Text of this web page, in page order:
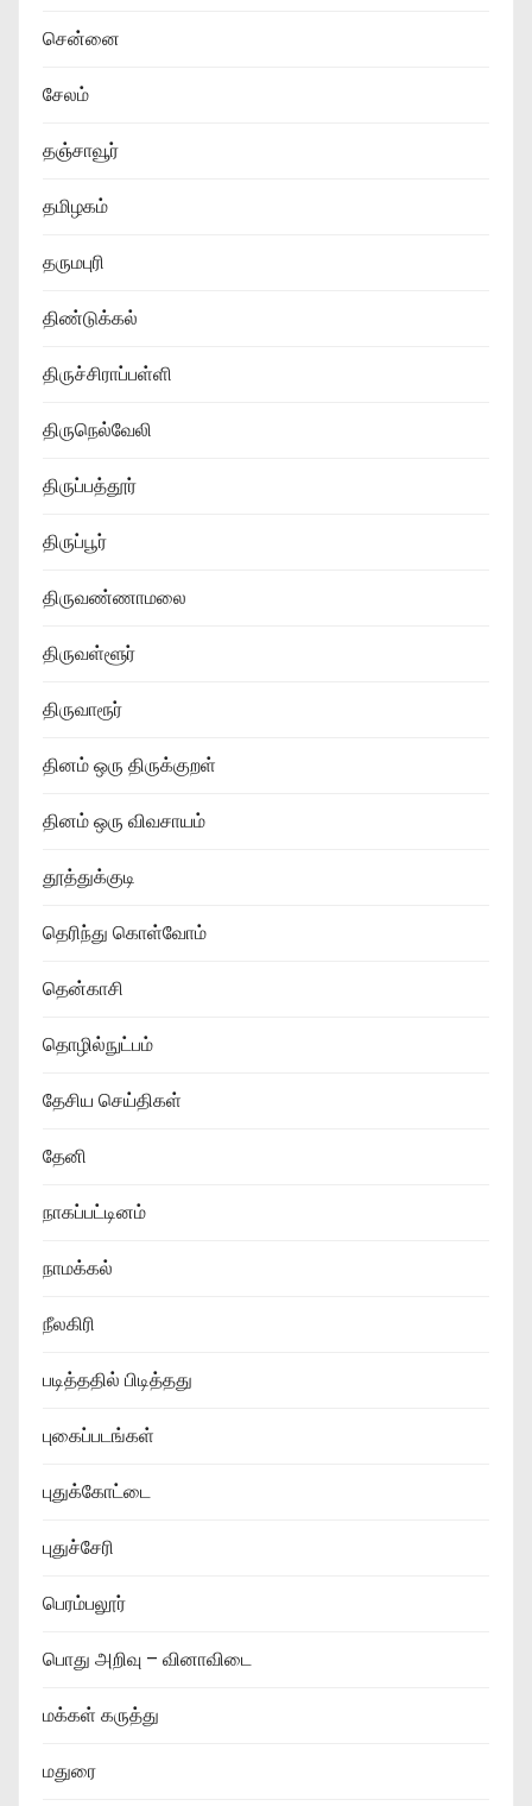
சென்னை
சேலம்
தஞ்சாவூர்
தமிழகம்
தருமபுரி
திண்டுக்கல்
திருச்சிராப்பள்ளி
திருநெல்வேலி
திருப்பத்தூர்
திருப்பூர்
திருவண்ணாமலை
திருவள்ளூர்
திருவாரூர்
தினம் ஒரு திருக்குறள்
தினம் ஒரு விவசாயம்
தூத்துக்குடி
தெரிந்து கொள்வோம்
தென்காசி
தொழில்நுட்பம்
தேசிய செய்திகள்
தேனி
நாகப்பட்டினம்
நாமக்கல்
நீலகிரி
படித்ததில் பிடித்தது
புகைப்படங்கள்
புதுக்கோட்டை
புதுச்சேரி
பெரம்பலூர்
பொது அறிவு – வினாவிடை
மக்கள் கருத்து
மதுரை